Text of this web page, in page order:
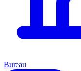
Bureau